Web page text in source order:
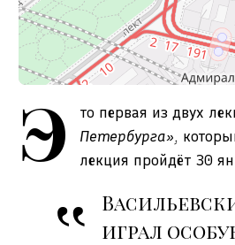
Э то первая из двух
Петербурга»,
лекция пройдёт 30
играл